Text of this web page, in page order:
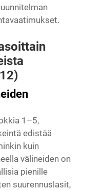
1–5,
edistää
kuin
välineiden on
pienille
suurennuslasit,